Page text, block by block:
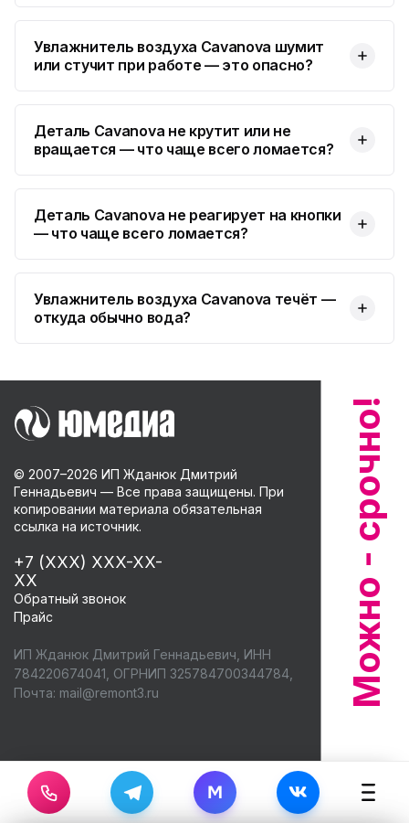
Увлажнитель воздуха Cavanova шумит
или стучит при работе — это опасно?
Деталь Cavanova не крутит или не
вращается — что чаще всего ломается?
Деталь Cavanova не реагирует на кнопки
— что чаще всего ломается?
Увлажнитель воздуха Cavanova течёт —
откуда обычно вода?
© 2007–2026 ИП Жданюк Дмитрий
Геннадьевич — Все права защищены. При
копировании материала обязательная
ссылка на источник.
+7 (XXX) XXX-XX-
XX
Обратный звонок
Прайс
ИП Жданюк Дмитрий Геннадьевич, ИНН
784220674041, ОГРНИП 325784700344784,
Почта: mail@remont3.ru
M